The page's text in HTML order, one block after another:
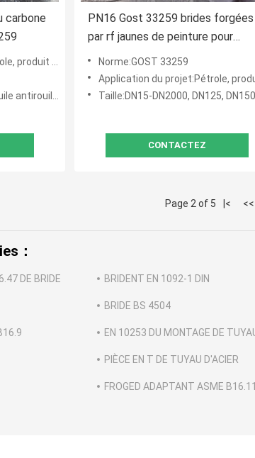
carbone
navale, construction, etc.
Chaud-plongée galvanisé
PN16 Gost 33259 brides forgées
par rf jaunes de peinture pour
joindre des canalisations
Norme:GOST 33259
Application du projet:Pétrole, produit chimique, puissance, gaz, métallurgie, construction navale,
Taille:DN15-DN2000, DN125, DN150, DN200, DN250, DN300, DN350, DN400, DN450,
CONTACTEZ
Page 2 of 5 |< <<
：
DE BRIDE BRIDENT EN 1092-1 DIN
BRIDE BS 4504
EN 10253 DU MONTAGE DE
PIÈCE EN T DE TUYAU D'ACIER
FROGED ADAPTANT ASME B16.11